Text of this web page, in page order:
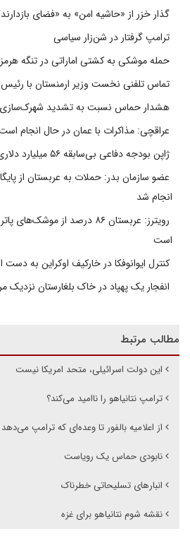
گذار خزر از «حاشیه امن» به «فضای
ترامپ گرفتار در شن‌زار سیاسی
حمله موشکی به کشتی اماراتی در تنگه هرمز
تماس تلفنی نخست وزیر ارمنستان با رئیس
هشدار حماس نسبت به تشدید
عراقچی: مذاکرات با عمان در حال انجام
ژاپن بودجه دفاعی بی‌سابقه ۵۶ میلیارد دلاری را در نظر دارد
عضو سازمان بدر: حملات به عربستان از
انجام شد
رویترز: عربستان ۸۶ درصد از
است
کنترل ایوانوفکا در خارکیف اوکراین به
انفجار یک پهپاد در خاک بلغارستان نزدیک
مطالب مرتبط
این دولت اسرائیلی، متحد امریکا نیست
ترامپ نتانیاهو را ناامید می‌کند؟
از اعلامیه بالفور تا وعده‌ای که ترامپ می‌دهد
نابودی حماس یک رویاست
انبارهای تسلیحاتی خطرناک
نقشه شوم نتانیاهو برای غزه